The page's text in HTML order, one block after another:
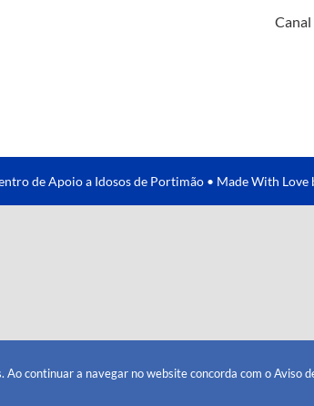
de Apoio a Idosos de Portimão • Made With Love
Ao continuar a navegar no website concorda com oAviso